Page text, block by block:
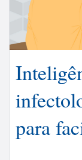
para